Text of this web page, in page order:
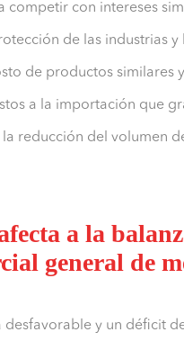
con intereses
de las industrias
de productos similares
a la importación que
reducción del volumen
a la
general de
y un déficit